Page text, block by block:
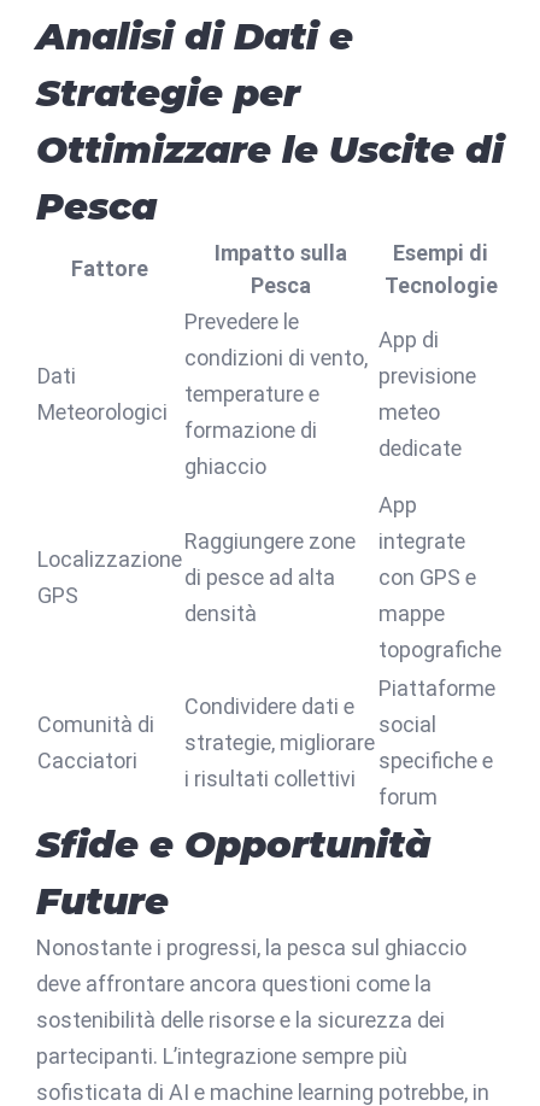
Analisi di Dati e
Strategie per
Ottimizzare le Uscite di
Pesca
Fattore
Impatto sulla
Pesca
Esempi di
Tecnologie
Dati
Meteorologici
Prevedere le
condizioni di vento,
temperature e
formazione di
ghiaccio
App di
previsione
meteo
dedicate
Localizzazione
GPS
Raggiungere zone
di pesce ad alta
densità
App
integrate
con GPS e
mappe
topografiche
Comunità di
Cacciatori
Condividere dati e
strategie, migliorare
i risultati collettivi
Piattaforme
social
specifiche e
forum
Sfide e Opportunità
Future
Nonostante i progressi, la pesca sul ghiaccio
deve affrontare ancora questioni come la
sostenibilità delle risorse e la sicurezza dei
partecipanti. L’integrazione sempre più
sofisticata di AI e machine learning potrebbe, in